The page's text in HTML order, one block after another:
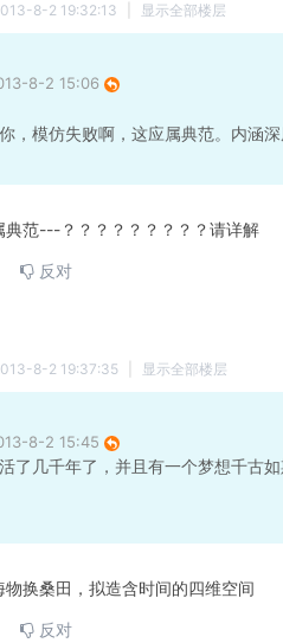
8-2 19:32:13 显示全部楼层
8-2 15:06
，模仿失败啊，这应属典范。内涵
典范---？？？？？？？？？请详解
反对
8-2 19:37:35 显示全部楼层
8-2 15:45
了几千年了，并且有一个梦想千古
换桑田，拟造含时间的四维空间
反对